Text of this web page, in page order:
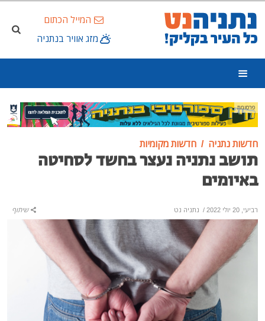
המייל הכתום
מזג אוויר בנתניה
פרסומת
חדשות נתניה חדשות מקומיות
תושב נתניה נעצר בחשד לסחיטה
באיומים
רביעי, 20 יולי 2022 / נתניה נט שיתוף